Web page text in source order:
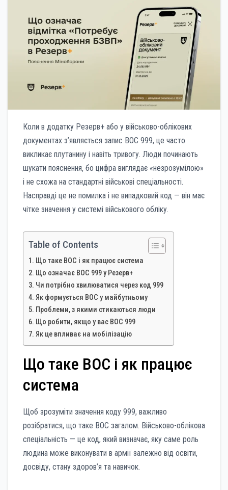
Коли в додатку Резерв+ або у військово-облікових
документах з’являється запис ВОС 999, це часто
викликає плутанину і навіть тривогу. Люди починають
шукати пояснення, бо цифра виглядає «незрозумілою»
і не схожа на стандартні військові спеціальності.
Насправді це не помилка і не випадковий код — він має
чітке значення у системі військового обліку.
Table of Contents
Що таке ВОС і як працює система
Що означає ВОС 999 у Резерв+
Чи потрібно хвилюватися через код 999
Як формується ВОС у майбутньому
Проблеми, з якими стикаються люди
Що робити, якщо у вас ВОС 999
Як це впливає на мобілізацію
Що таке ВОС і як працює
система
Щоб зрозуміти значення коду 999, важливо
розібратися, що таке ВОС загалом. Військово-облікова
спеціальність — це код, який визначає, яку саме роль
людина може виконувати в армії залежно від освіти,
досвіду, стану здоров’я та навичок.